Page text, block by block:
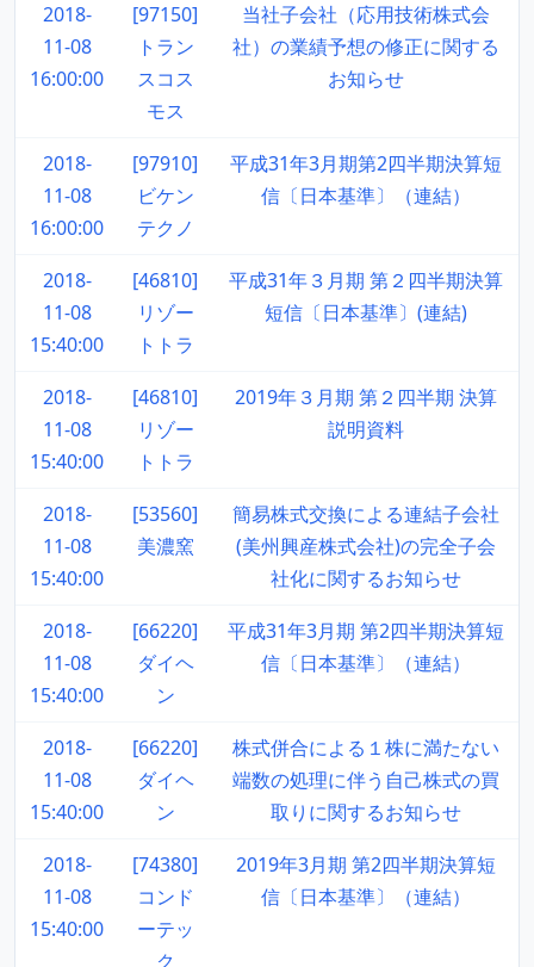
2018-
11-08
16:00:00
[97150]
トラン
スコス
モス
当社子会社（応用技術株式会
社）の業績予想の修正に関する
お知らせ
2018-
11-08
16:00:00
[97910]
ビケン
テクノ
平成31年3月期第2四半期決算短
信〔日本基準〕（連結）
2018-
11-08
15:40:00
[46810]
リゾー
トトラ
平成31年３月期 第２四半期決算
短信〔日本基準〕(連結)
2018-
11-08
15:40:00
[46810]
リゾー
トトラ
2019年３月期 第２四半期 決算
説明資料
2018-
11-08
15:40:00
[53560]
美濃窯
簡易株式交換による連結子会社
(美州興産株式会社)の完全子会
社化に関するお知らせ
2018-
11-08
15:40:00
[66220]
ダイヘ
ン
平成31年3月期 第2四半期決算短
信〔日本基準〕（連結）
2018-
11-08
15:40:00
[66220]
ダイヘ
ン
株式併合による１株に満たない
端数の処理に伴う自己株式の買
取りに関するお知らせ
2018-
11-08
15:40:00
[74380]
コンド
ーテッ
ク
2019年3月期 第2四半期決算短
信〔日本基準〕（連結）